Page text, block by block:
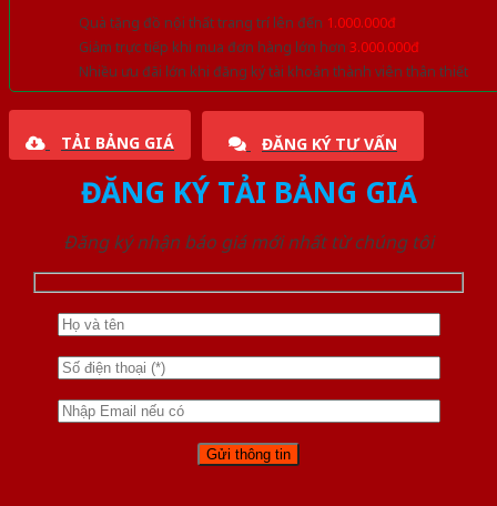
Quà tặng đồ nội thất trang trí lên đến 1.000.000đ
Giảm trực tiếp khi mua đơn hàng lớn hơn 3.000.000đ
Nhiều ưu đãi lớn khi đăng ký tài khoản thành viên thân thiết
TẢI BẢNG GIÁ ĐĂNG KÝ TƯ VẤN
ĐĂNG KÝ TẢI BẢNG GIÁ
Đăng ký nhận báo giá mới nhất từ chúng tôi